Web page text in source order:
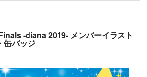
-diana 2019- メンバーイラスト
缶バッジ